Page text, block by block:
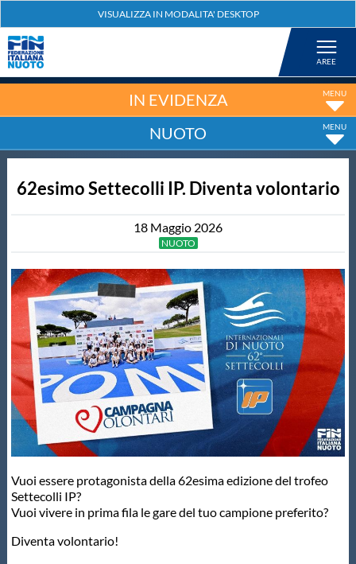
Nuoto
Tuffi
Fondo
Salvamento
Master
Formazione
GUG
Scuole Nuoto
IN EVIDENZA
NUOTO
62esimo Settecolli IP. Diventa volontario
18 Maggio 2026
NUOTO
Vuoi essere protagonista della 62esima edizione del trofeo
Settecolli IP?
Vuoi vivere in prima fila le gare del tuo campione preferito?
Diventa volontario!